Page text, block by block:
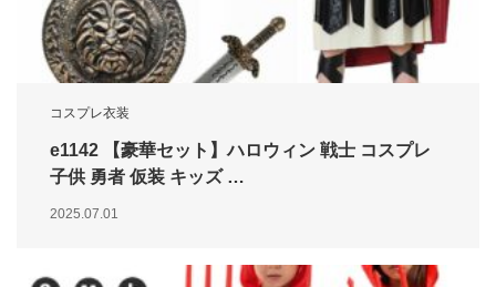
コスプレ衣装
e1142 【豪華セット】ハロウィン 戦士 コスプレ
子供 勇者 仮装 キッズ …
2025.07.01